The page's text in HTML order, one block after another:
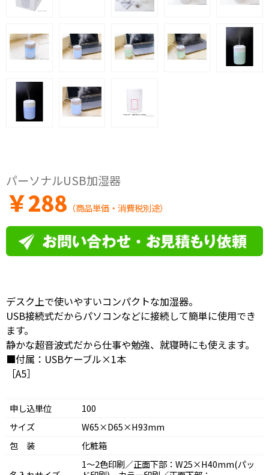
パーソナルUSB加湿器
￥288 （商品単価・消費税別途）
デスク上で使いやすいコンパクトな加湿器。
USB接続式だからパソコンなどに接続して簡単に使用でき
ます。
静かな超音波式だから仕事や勉強、就寝時にも使えます。
■付属：USBケーブル×1本
［A5］
申し込単位
100
サイズ
W65×D65×H93mm
包 装
化粧箱
1～2色印刷／正面下部：W25×H40mm(パッ